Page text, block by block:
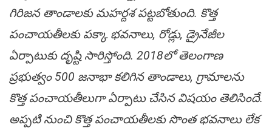
గిరిజన తాండాల‌కు మ‌హ‌ర్ద‌శ‌ ప‌ట్ట‌బోతుంది. కొత్త
పంచాయ‌తీల‌కు ప‌క్కా భ‌వ‌నాలు, రోడ్లు, డ్రైనేజీల
ఏర్పాటుకు దృష్టి సారిస్తోంది. 2018లో తెలంగాణ
ప్ర‌భుత్వం 500 జ‌నాభా క‌లిగిన తాండాలు, గ్రామాల‌ను
కొత్త పంచాయ‌తీలుగా ఏర్పాటు చేసిన విష‌యం తెలిసిందే.
అప్ప‌టి నుంచి కొత్త పంచాయ‌తీల‌కు సొంత భ‌వ‌నాలు లేక